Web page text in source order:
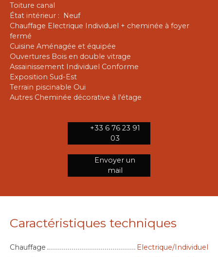
Toiture canal
État intérieur : Neuf
Chauffage Electrique Individuel + cheminée à foyer
fermé
Cuisine Aménagée et équipée
Ouvertures Bois en double vitrage
Assainissement Individuel Conforme
Exposition Sud-Est
Terrain piscinable Oui
Autres Cheminée décorative à l'étage
+33 6 76 23 91
03
Envoyer un
mail
Caractéristiques techniques
Chauffage
Electrique/Individuel